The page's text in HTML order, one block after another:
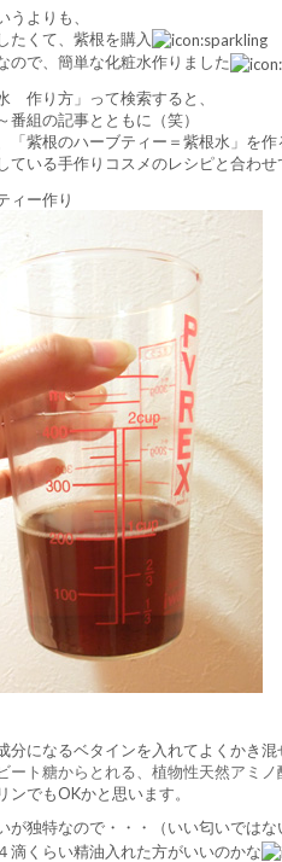
うよりも、
たくて、紫根を購入
ので、簡単な化粧水作りました
作り方」って検索すると、
番組の記事とともに（笑）
「紫根のハーブティー＝紫根水」を作
ている手作りコスメのレシピと合わ
ィー作り
分になるベタインを入れてよくかき混
ート糖からとれる、植物性天然アミノ
ンでもOKかと思います。
が独特なので・・・（いい匂いではな
滴くらい精油入れた方がいいのかな